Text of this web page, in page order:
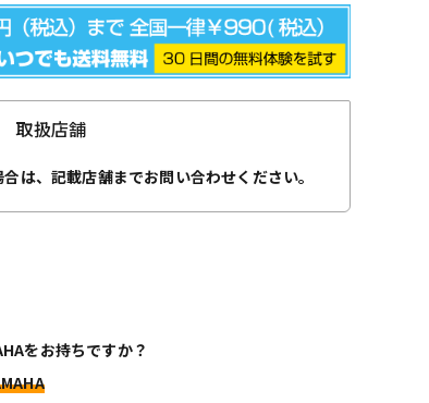
取扱店舗
は、記載店舗までお問い合わせください。
をお持ちですか？